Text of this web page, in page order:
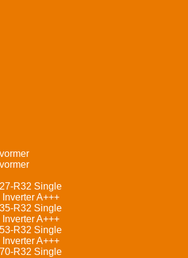
R32 Single
A+++
R32 Single
A+++
R32 Single
A+++
R32 Single